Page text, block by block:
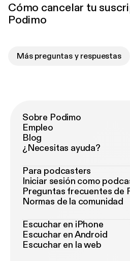
Cómo cancelar tu
Podimo
Más preguntas y respuestas
Sobre Podimo
Empleo
Blog
¿Necesitas ayuda?
Para podcasters
Iniciar sesión como
Preguntas frecuentes de
Normas de la comunidad
Escuchar en iPhone
Escuchar en Android
Escuchar en la web